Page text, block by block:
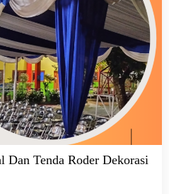
Dan Tenda Roder Dekorasi